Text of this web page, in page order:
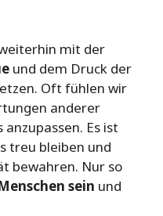
mit der
und dem Druck der
Oft fühlen wir
anderer
Es ist
treu bleiben und
bewahren. Nur so
sein und